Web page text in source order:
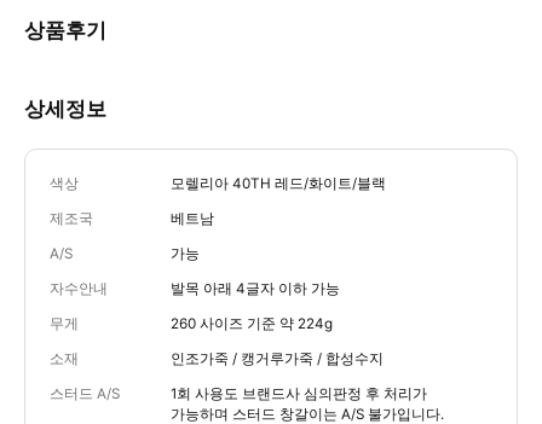
상품후기
상세정보
색상 모렐리아 40TH 레드/화이트/블랙
제조국 베트남
A/S 가능
자수안내 발목 아래 4글자 이하 가능
무게 260 사이즈 기준 약 224g
소재 인조가죽 / 캥거루가죽 / 합성수지
스터드 A/S
1회 사용도 브랜드사 심의판정 후 처리가
가능하며 스터드 창갈이는 A/S 불가입니다.